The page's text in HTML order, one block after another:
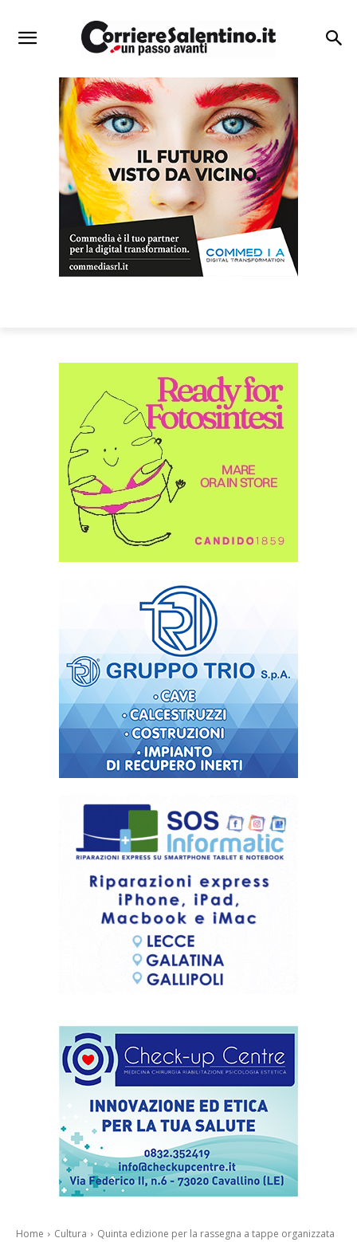
Home Cultura
Quinta edizione per la rassegna a tappe organizzata